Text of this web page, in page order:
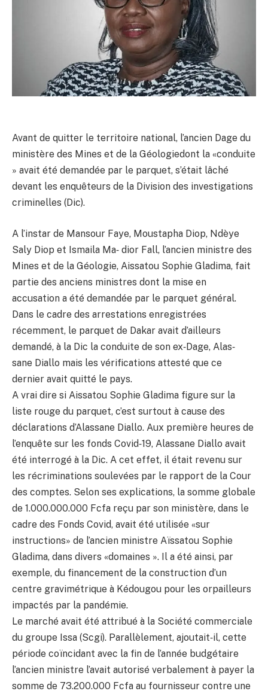
Avant de quitter le territoire national, l’ancien Dage du
ministère des Mines et de la Géologiedont la «conduite
» avait été demandée par le parquet, s’était lâché
devant les enquêteurs de la Division des investigations
criminelles (Dic).
A l’instar de Mansour Faye, Moustapha Diop, Ndèye
Saly Diop et Ismaila Ma‐ dior Fall, l’ancien ministre des
Mines et de la Géologie, Aissatou Sophie Gladima, fait
partie des anciens ministres dont la mise en
accusation a été demandée par le parquet général.
Dans le cadre des arrestations enregistrées
récemment, le parquet de Dakar avait d’ailleurs
demandé, à la Dic la conduite de son ex‐Dage, Alas‐
sane Diallo mais les vérifications attesté que ce
dernier avait quitté le pays.
A vrai dire si Aissatou Sophie Gladima figure sur la
liste rouge du parquet, c’est surtout à cause des
déclarations d’Alassane Diallo. Aux première heures de
l’enquête sur les fonds Covid‐19, Alassane Diallo avait
été interrogé à la Dic. A cet effet, il était revenu sur
les récriminations soulevées par le rapport de la Cour
des comptes. Selon ses explications, la somme globale
de 1.000.000.000 Fcfa reçu par son ministère, dans le
cadre des Fonds Covid, avait été utilisée «sur
instructions» de l’ancien ministre Aïssatou Sophie
Gladima, dans divers «domaines ». Il a été ainsi, par
exemple, du financement de la construction d’un
centre gravimétrique à Kédougou pour les orpailleurs
impactés par la pandémie.
Le marché avait été attribué à la Société commerciale
du groupe Issa (Scgi). Parallèlement, ajoutait‐il, cette
période coïncidant avec la fin de l’année budgétaire
l’ancien ministre l’avait autorisé verbalement à payer la
somme de 73.200.000 Fcfa au fournisseur contre une